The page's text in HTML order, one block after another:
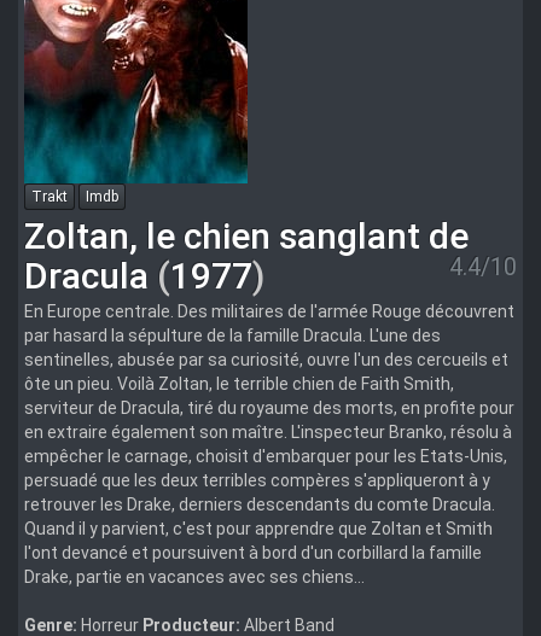
Trakt Imdb
Zoltan, le chien sanglant de
Dracula (1977) 4.4/10
En Europe centrale. Des militaires de l'armée Rouge découvrent
par hasard la sépulture de la famille Dracula. L'une des
sentinelles, abusée par sa curiosité, ouvre l'un des cercueils et
ôte un pieu. Voilà Zoltan, le terrible chien de Faith Smith,
serviteur de Dracula, tiré du royaume des morts, en profite pour
en extraire également son maître. L'inspecteur Branko, résolu à
empêcher le carnage, choisit d'embarquer pour les Etats-Unis,
persuadé que les deux terribles compères s'appliqueront à y
retrouver les Drake, derniers descendants du comte Dracula.
Quand il y parvient, c'est pour apprendre que Zoltan et Smith
l'ont devancé et poursuivent à bord d'un corbillard la famille
Drake, partie en vacances avec ses chiens...
Genre: Horreur Producteur: Albert Band